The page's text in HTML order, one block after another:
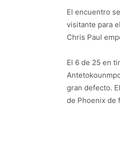
El encuentro
visitante para
Chris Paul
El 6 de 25 en
gran defecto.
de Phoenix de